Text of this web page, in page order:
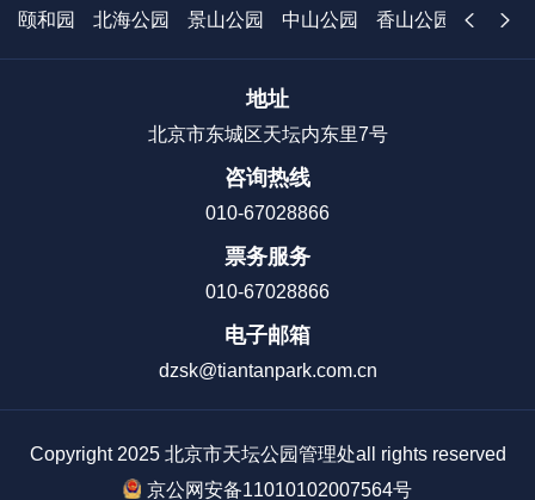
颐和园
北海公园 景山公园 中山公园 香山公园 国家植
地址
北京市东城区天坛内东里7号
咨询热线
010-67028866
票务服务
010-67028866
电子邮箱
dzsk@tiantanpark.com.cn
Copyright 2025 北京市天坛公园管理处all rights reserved
京公网安备11010102007564号